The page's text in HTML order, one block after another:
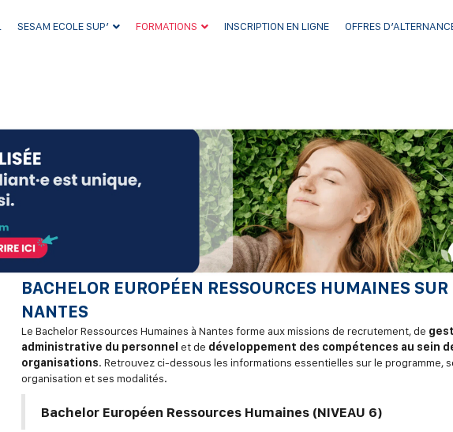
SESAM ECOLE SUP’ FORMATIONS INSCRIPTION EN LIGNE OFFRES
BACHELOR EUROPÉEN RESSOURCES HUMAINES SUR
NANTES
Le Bachelor Ressources Humaines à Nantes forme aux missions de recrutement, de
administrative du personnel et de développement des compétences au sein
organisations. Retrouvez ci-dessous les informations essentielles sur le programme,
organisation et ses modalités.
Bachelor Européen Ressources Humaines (NIVEAU 6)